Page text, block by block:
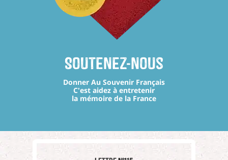
Soutenez-nous
Donner Au Souvenir Français
C'est aidez à entretenir
la mémoire de la France